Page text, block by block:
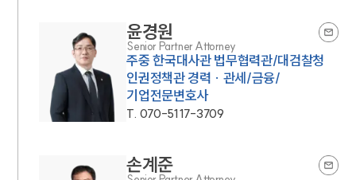
윤경원
Senior Partner Attorney
주중 한국대사관 법무협력관/대검찰청
인권정책관 경력 · 관세/금융/
기업전문변호사
T. 070-5117-3709
손계준